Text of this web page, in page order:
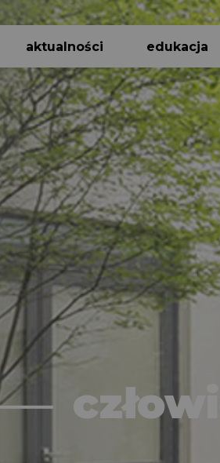
aktualności edukacja